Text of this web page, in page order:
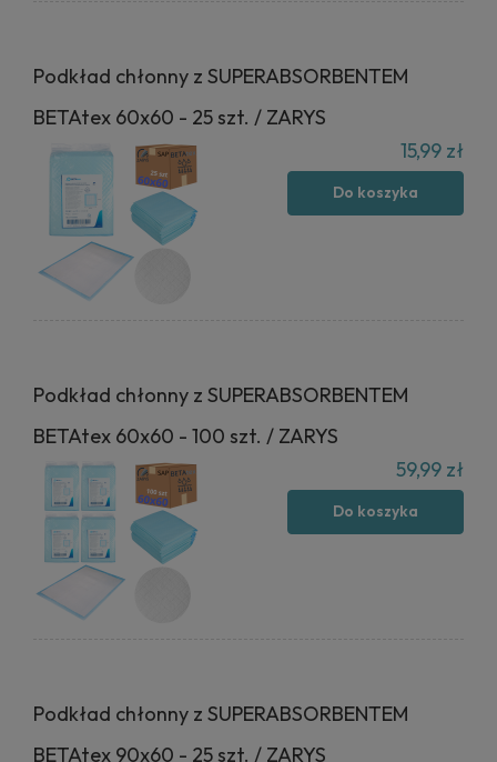
Podkład chłonny z SUPERABSORBENTEM
BETAtex 60x60 - 25 szt. / ZARYS
15,99 zł
Do koszyka
Podkład chłonny z SUPERABSORBENTEM
BETAtex 60x60 - 100 szt. / ZARYS
59,99 zł
Do koszyka
Podkład chłonny z SUPERABSORBENTEM
BETAtex 90x60 - 25 szt. / ZARYS